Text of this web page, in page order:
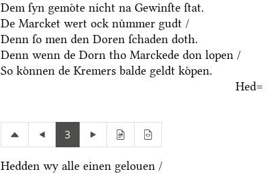
Dem ſyn gemoͤte nicht na Gewinſte ſtat.
De Marcket wert ock nuͤmmer gudt /
Denn ſo men den Doren ſchaden doth.
Denn wenn de Dorn tho Marckede don lopen /
So koͤnnen de Kremers balde geldt koͤpen.
Hed=
3
Hedden wy alle einen gelouen /